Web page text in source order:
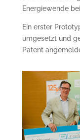
Energiewende
Ein erster
umgesetzt und
Patent